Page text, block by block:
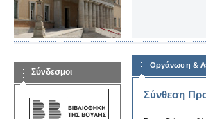
Σύνδεσμοι
Οργάνωση &
Σύνθεση